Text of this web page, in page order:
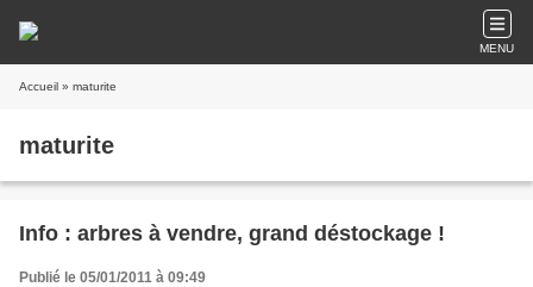
MENU
Accueil » maturite
maturite
Info : arbres à vendre, grand déstockage !
Publié le 05/01/2011 à 09:49